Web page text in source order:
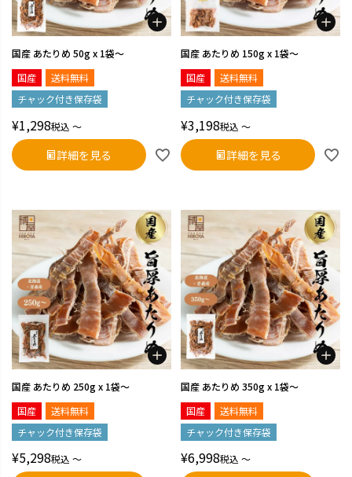
国産 あたりめ 50g x 1袋～
国産
送料無料
チャック付き保存袋
¥1,298税込 〜
詳細を見る
国産 あたりめ 150g x 1袋～
国産
送料無料
チャック付き保存袋
¥3,198税込 〜
詳細を見る
国産 あたりめ 250g x 1袋～
国産
送料無料
チャック付き保存袋
¥5,298税込 〜
国産 あたりめ 350g x 1袋～
国産
送料無料
チャック付き保存袋
¥6,998税込 〜